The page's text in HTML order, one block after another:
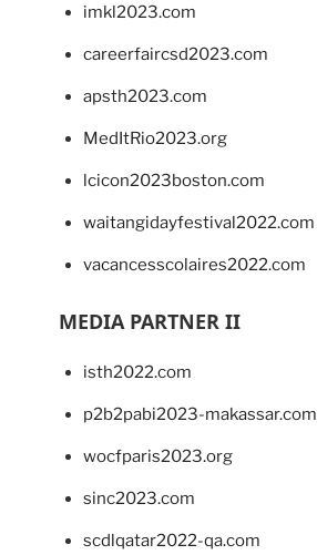
imkl2023.com
careerfaircsd2023.com
apsth2023.com
MedItRio2023.org
lcicon2023boston.com
waitangidayfestival2022.com
vacancesscolaires2022.com
MEDIA PARTNER II
isth2022.com
p2b2pabi2023-makassar.com
wocfparis2023.org
sinc2023.com
scdlqatar2022-qa.com